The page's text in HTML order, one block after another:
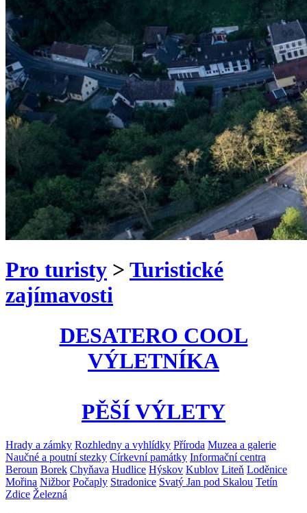
Pro turisty > Turistické
zajímavosti
DESATERO COOL
VÝLETNÍKA
PĚŠÍ VÝLETY
Hrady a zámky Rozhledny a vyhlídky Příroda Muzea a galerie
Naučné a poutní stezky Církevní památky Informační centra
Beroun Borek Chyňava Hudlice Hýskov Kublov Liteň Loděnice
Mořina Nižbor Počaply Stradonice Svatý Jan pod Skalou Tetín
Zdice Železná